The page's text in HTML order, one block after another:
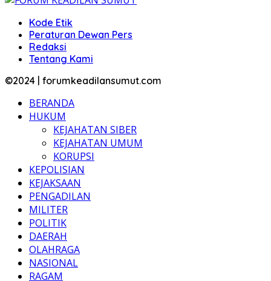
Kode Etik
Peraturan Dewan Pers
Redaksi
Tentang Kami
©2024 | forumkeadilansumut.com
BERANDA
HUKUM
KEJAHATAN SIBER
KEJAHATAN UMUM
KORUPSI
KEPOLISIAN
KEJAKSAAN
PENGADILAN
MILITER
POLITIK
DAERAH
OLAHRAGA
NASIONAL
RAGAM